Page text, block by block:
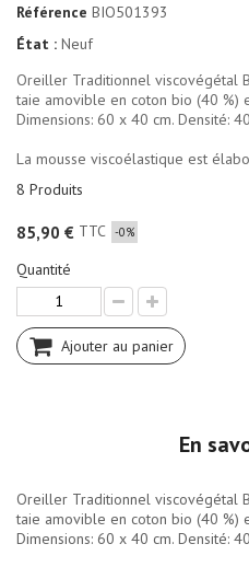
Référence BIO501393
État : Neuf
Oreiller Traditionnel viscovégétal
taie amovible en coton bio (40 %)
Dimensions: 60 x 40 cm. Densité:
La mousse viscoélastique est
8 Produits
85,90 € TTC -0%
Quantité
Ajouter au panier
En
Oreiller Traditionnel viscovégétal
taie amovible en coton bio (40 %)
Dimensions: 60 x 40 cm. Densité: